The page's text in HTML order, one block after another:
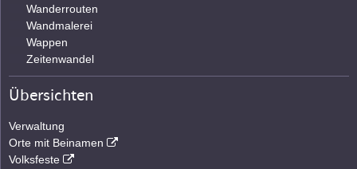
Wanderrouten
Wandmalerei
Wappen
Zeitenwandel
Übersichten
Verwaltung
Orte mit Beinamen
Volksfeste